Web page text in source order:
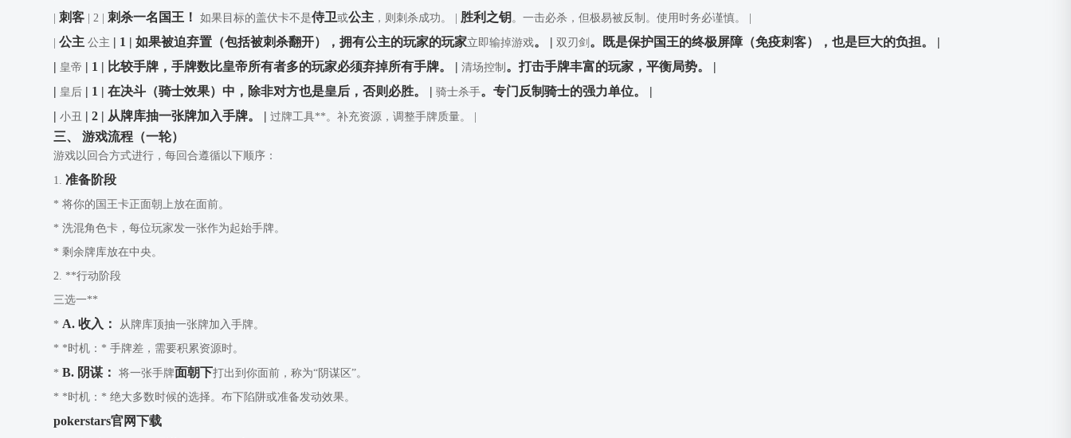
|刺客 | 2 |刺杀一名国王！ 如果目标的盖伏卡不是侍卫或公主 ，则刺杀成功。 | 胜利之钥 。一击必杀，但极易被反制。使用时务必谨慎。 |
|公主公主 | 1 | 如果被迫弃置（包括被刺杀翻开），拥有公主的玩家的玩家立即输掉游戏。 |双刃剑 。既是保护国王的终极屏障（免疫刺客），也是巨大的负担。 |
| 皇帝 | 1 | 比较手牌，手牌数比皇帝所有者多的玩家必须弃掉所有手牌。 |清场控制 。打击手牌丰富的玩家，平衡局势。 |
| 皇后 | 1 | 在决斗（骑士效果）中，除非对方也是皇后，否则必胜。 |骑士杀手。专门反制骑士的强力单位。 |
|小丑 | 2 | 从牌库抽一张牌加入手牌。 |过牌工具**。补充资源，调整手牌质量。 |
三、 游戏流程（一轮）
游戏以回合方式进行，每回合遵循以下顺序：
1. 准备阶段
* 将你的国王卡正面朝上放在面前。
* 洗混角色卡，每位玩家发一张作为起始手牌。
* 剩余牌库放在中央。
2. **行动阶段
三选一**
*A. 收入：
从牌库顶抽一张牌加入手牌。
* *时机：* 手牌差，需要积累资源时。
*B. 阴谋： 将一张手牌面朝下打出到你面前，称为“阴谋区”。
* *时机：* 绝大多数时候的选择。布下陷阱或准备发动效果。
pokerstars官网下载